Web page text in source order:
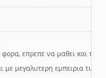
επρεπε να μαθει και το
με μεγαλυτερη εμπειρια